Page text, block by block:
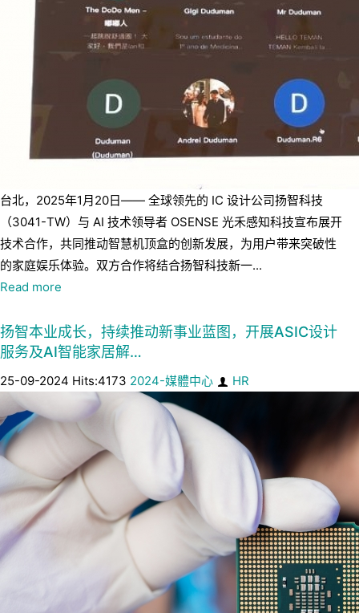
台北，2025年1月20日—— 全球领先的 IC 设计公司扬智科技
（3041-TW）与 AI 技术领导者 OSENSE 光禾感知科技宣布展开
技术合作，共同推动智慧机顶盒的创新发展，为用户带来突破性
的家庭娱乐体验。双方合作将结合扬智科技新一...
Read more
扬智本业成长，持续推动新事业蓝图，开展ASIC设计
服务及AI智能家居解…
25-09-2024 Hits:4173 2024-媒體中心 HR